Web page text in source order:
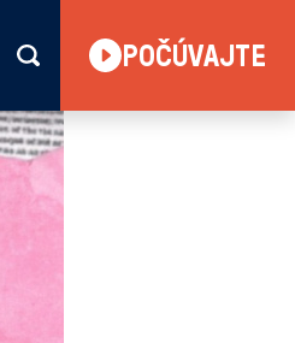
POČÚVAJTE